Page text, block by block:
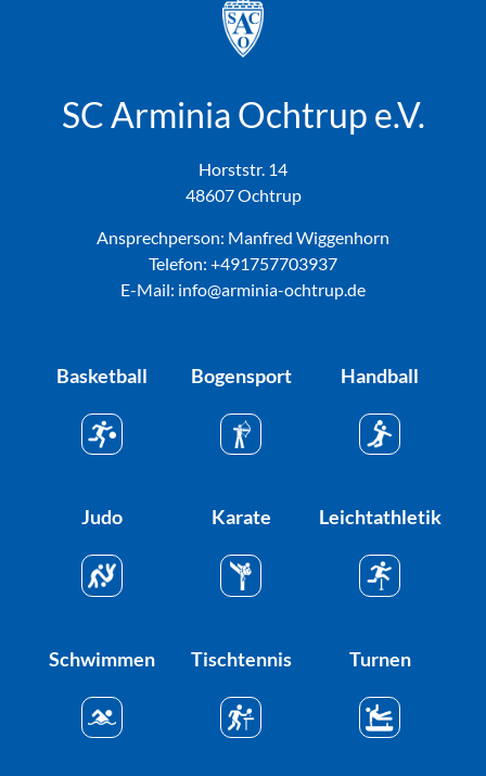
SC Arminia Ochtrup e.V.
Horststr. 14
48607 Ochtrup
Ansprechperson: Manfred Wiggenhorn
Telefon: +491757703937
E-Mail: info@arminia-ochtrup.de
Basketball Bogensport Handball
Judo Karate Leichtathletik
Schwimmen Tischtennis Turnen